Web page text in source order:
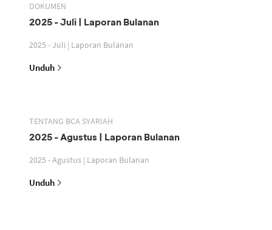
DOKUMEN
2025 - Juli | Laporan Bulanan
2025 - Juli | Laporan Bulanan
Unduh
TENTANG BCA SYARIAH
2025 - Agustus | Laporan Bulanan
2025 - Agustus | Laporan Bulanan
Unduh